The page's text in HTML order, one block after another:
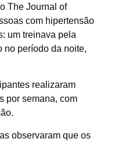
The Journal of
com hipertensão
um treinava pela
no período da noite,
realizaram
por semana, com
observaram que os